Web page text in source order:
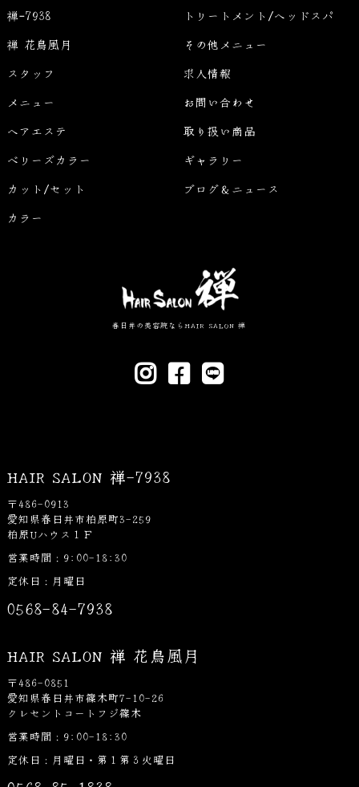
禅-7938
禅 花鳥風月
スタッフ
メニュー
ヘアエステ
ベリーズカラー
カット/セット
カラー
トリートメント/ヘッドスパ
その他メニュー
求人情報
お問い合わせ
取り扱い商品
ギャラリー
ブログ＆ニュース
春日井の美容院ならHAIR SALON 禅
HAIR SALON 禅-7938
〒486-0913
愛知県春日井市柏原町3-259
柏原Uハウス１Ｆ
営業時間：9:00-18:30
定休日：月曜日
0568-84-7938
HAIR SALON 禅 花鳥風月
〒486-0851
愛知県春日井市篠木町7-10-26
クレセントコートフジ篠木
営業時間：9:00-18:30
定休日：月曜日・第１第３火曜日